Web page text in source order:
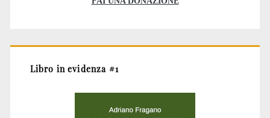
Libro in evidenza #1